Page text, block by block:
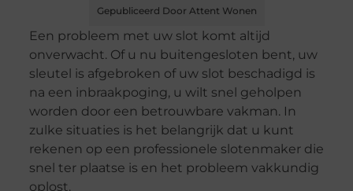
Gepubliceerd Door Attent Wonen
Een probleem met uw slot komt altijd
onverwacht. Of u nu buitengesloten bent, uw
sleutel is afgebroken of uw slot beschadigd is
na een inbraakpoging, u wilt snel geholpen
worden door een betrouwbare vakman. In
zulke situaties is het belangrijk dat u kunt
rekenen op een professionele slotenmaker die
snel ter plaatse is en het probleem vakkundig
oplost.